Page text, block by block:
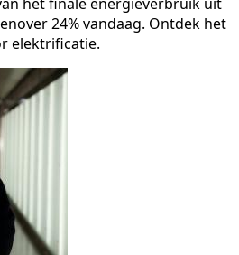
24% vandaag. Ontdek het
elektrificatie.